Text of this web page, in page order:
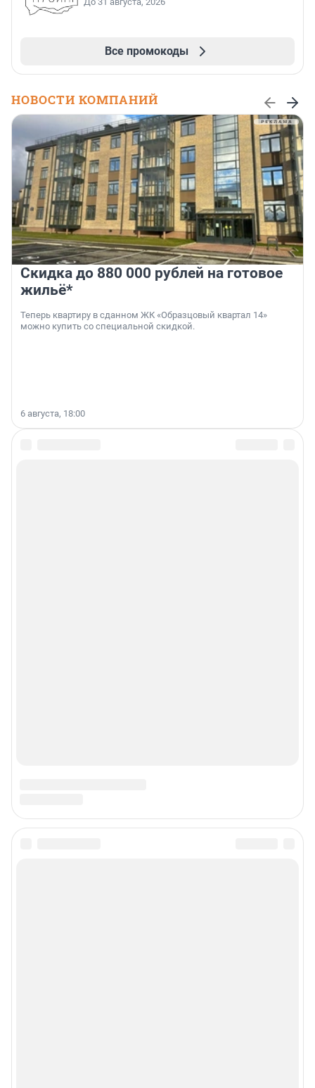
Все промокоды
НОВОСТИ КОМПАНИЙ
Скидка до 880 000 рублей на готовое
жильё*
Теперь квартиру в сданном ЖК «Образцовый квартал 14»
можно купить со специальной скидкой.
6 августа, 18:00